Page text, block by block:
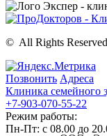
© All Rights
Позвонить Адреса
Клиника семейного
+7-903-070-55-22
Режим работы:
Пн-Пт: с 08.00 до